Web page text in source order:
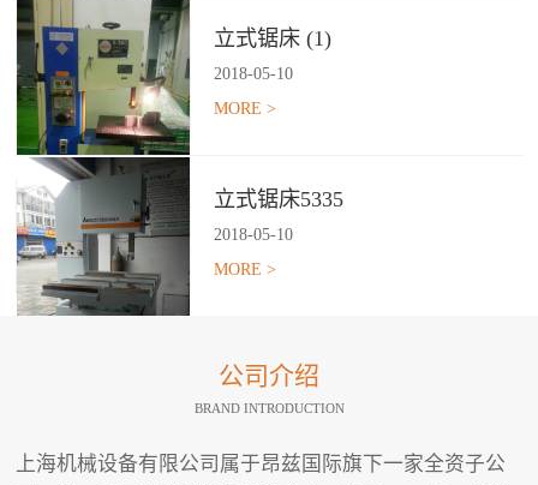
立式锯床 (1)
2018-05-10
MORE >
立式锯床5335
2018-05-10
MORE >
公司介绍
BRAND INTRODUCTION
上海机械设备有限公司属于昂兹国际旗下一家全资子公